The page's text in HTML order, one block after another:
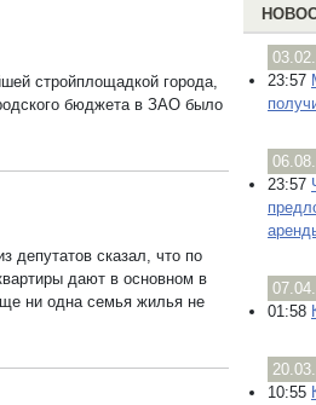
стройплощадкой города,
бюджета в ЗАО было
депутатов сказал, что по
дают в основном в
ни одна семья жилья не
23:57
23:57
01:58
10:55